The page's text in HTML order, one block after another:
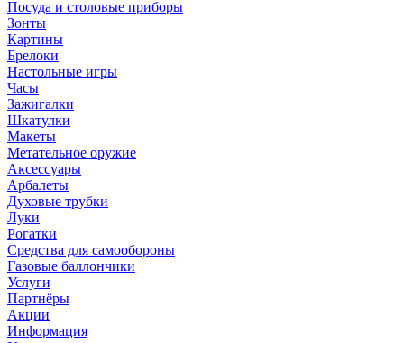
Посуда и столовые приборы
Зонты
Картины
Брелоки
Настольные игры
Часы
Зажигалки
Шкатулки
Макеты
Метательное оружие
Аксессуары
Арбалеты
Духовые трубки
Луки
Рогатки
Средства для самообороны
Газовые баллончики
Услуги
Партнёры
Акции
Информация